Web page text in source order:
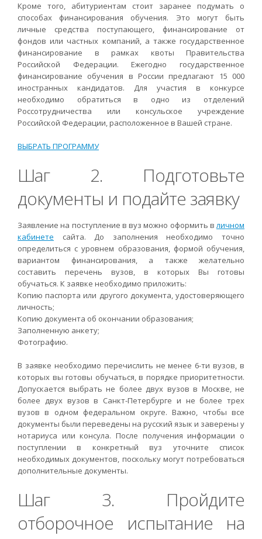
Кроме того, абитуриентам стоит заранее подумать о
способах финансирования обучения. Это могут быть
личные средства поступающего, финансирование от
фондов или частных компаний, а также государственное
финансирование в рамках квоты Правительства
Российской Федерации. Ежегодно государственное
финансирование обучения в России предлагают 15 000
иностранных кандидатов. Для участия в конкурсе
необходимо обратиться в одно из отделений
Россотрудничества или консульское учреждение
Российской Федерации, расположенное в Вашей стране.
ВЫБРАТЬ ПРОГРАММУ
Шаг 2. Подготовьте
документы и подайте заявку
Заявление на поступление в вуз можно оформить вличном
кабинете сайта. До заполнения необходимо точно
определиться с уровнем образования, формой обучения,
вариантом финансирования, а также желательно
составить перечень вузов, в которых Вы готовы
обучаться. К заявке необходимо приложить:
Копию паспорта или другого документа, удостоверяющего
личность;
Копию документа об окончании образования;
Заполненную анкету;
Фотографию.
В заявке необходимо перечислить не менее 6-ти вузов, в
которых вы готовы обучаться, в порядке приоритетности.
Допускается выбрать не более двух вузов в Москве, не
более двух вузов в Санкт-Петербурге и не более трех
вузов в одном федеральном округе. Важно, чтобы все
документы были переведены на русский язык и заверены у
нотариуса или консула. После получения информации о
поступлении в конкретный вуз уточните список
необходимых документов, поскольку могут потребоваться
дополнительные документы.
Шаг 3. Пройдите
отборочное испытание на